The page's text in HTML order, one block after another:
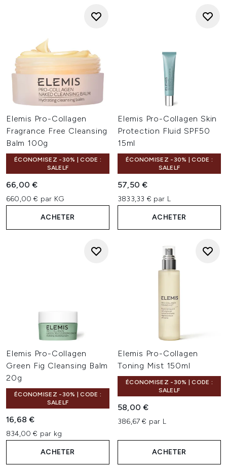
Elemis Pro-Collagen
Fragrance Free Cleansing
Balm 100g
ÉCONOMISEZ -30% | CODE :
SALELF
66,00 €
660,00 € par KG
ACHETER
Elemis Pro-Collagen Skin
Protection Fluid SPF50
15ml
ÉCONOMISEZ -30% | CODE :
SALELF
57,50 €
3833,33 € par L
ACHETER
Elemis Pro-Collagen
Green Fig Cleansing Balm
20g
ÉCONOMISEZ -30% | CODE :
SALELF
16,68 €
834,00 € par kg
ACHETER
Elemis Pro-Collagen
Toning Mist 150ml
ÉCONOMISEZ -30% | CODE :
SALELF
58,00 €
386,67 € par L
ACHETER